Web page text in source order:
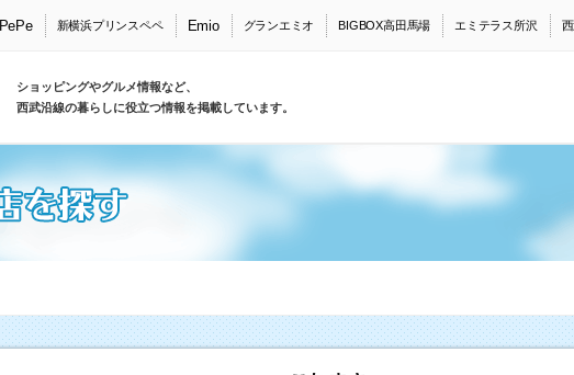
PePe 新横浜プリンスペペ Emio グランエミオ BIGBOX高田馬場 エミテラス所沢
ショッピングやグルメ情報など、
西武沿線の暮らしに役立つ情報を掲載しています。